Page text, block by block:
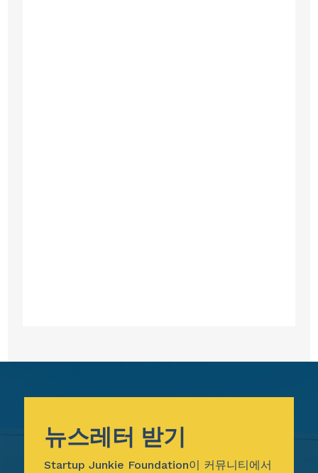
뉴스레터 받기
Startup Junkie Foundation이 커뮤니티에서